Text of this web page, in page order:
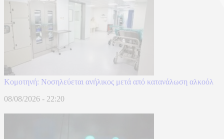
Κομοτηνή: Νοσηλεύεται ανήλικος μετά από κατανάλωση αλκοόλ
08/08/2026 - 22:20